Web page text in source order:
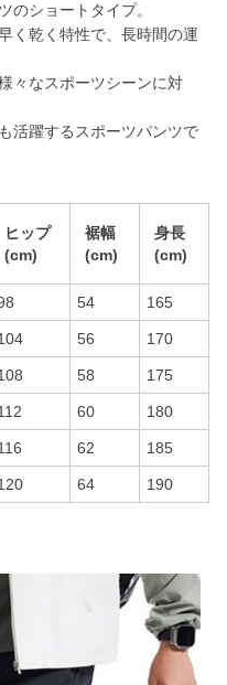
のショートタイプ。
く乾く特性で、長時間の運
々なスポーツシーンに対
活躍するスポーツパンツで
ヒップ
(cm)
裾幅
(cm)
身長
(cm)
54 165
56 170
58 175
60 180
62 185
64 190